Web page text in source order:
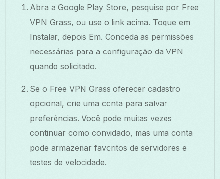
Abra a Google Play Store, pesquise por Free
VPN Grass, ou use o link acima. Toque em
Instalar, depois Em. Conceda as permissões
necessárias para a configuração da VPN
quando solicitado.
Se o Free VPN Grass oferecer cadastro
opcional, crie uma conta para salvar
preferências. Você pode muitas vezes
continuar como convidado, mas uma conta
pode armazenar favoritos de servidores e
testes de velocidade.